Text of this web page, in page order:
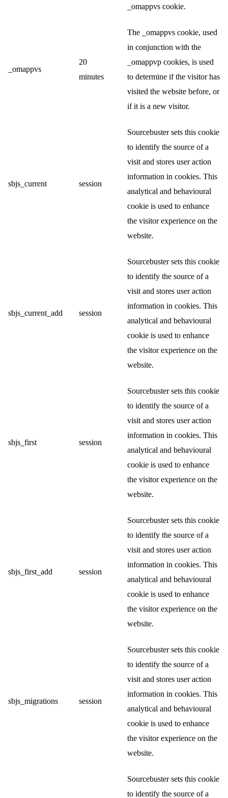
_omappvs cookie.
_omappvs
20
minutes
The _omappvs cookie, used
in conjunction with the
_omappvp cookies, is used
to determine if the visitor has
visited the website before, or
if it is a new visitor.
sbjs_current session
Sourcebuster sets this cookie
to identify the source of a
visit and stores user action
information in cookies. This
analytical and behavioural
cookie is used to enhance
the visitor experience on the
website.
sbjs_current_add session
Sourcebuster sets this cookie
to identify the source of a
visit and stores user action
information in cookies. This
analytical and behavioural
cookie is used to enhance
the visitor experience on the
website.
sbjs_first session
Sourcebuster sets this cookie
to identify the source of a
visit and stores user action
information in cookies. This
analytical and behavioural
cookie is used to enhance
the visitor experience on the
website.
sbjs_first_add session
Sourcebuster sets this cookie
to identify the source of a
visit and stores user action
information in cookies. This
analytical and behavioural
cookie is used to enhance
the visitor experience on the
website.
sbjs_migrations session
Sourcebuster sets this cookie
to identify the source of a
visit and stores user action
information in cookies. This
analytical and behavioural
cookie is used to enhance
the visitor experience on the
website.
Sourcebuster sets this cookie
to identify the source of a